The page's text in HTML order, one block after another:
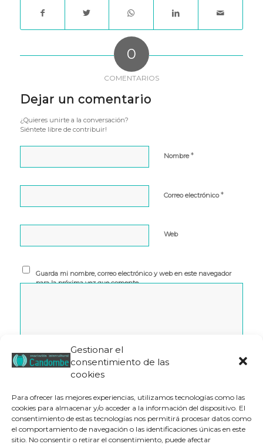
Gestionar el
consentimiento de las
cookies
Para ofrecer las mejores experiencias, utilizamos tecnologías como las
cookies para almacenar y/o acceder a la información del dispositivo. El
consentimiento de estas tecnologías nos permitirá procesar datos como
el comportamiento de navegación o las identificaciones únicas en este
sitio. No consentir o retirar el consentimiento, puede afectar
0
COMENTARIOS
Dejar un comentario
¿Quieres unirte a la conversación?
Siéntete libre de contribuir!
Nombre*
Correo electrónico*
Web
Guarda mi nombre, correo electrónico y web en este navegador
para la próxima vez que comente.
Este sitio usa Akismet para reducir el spam.Aprende cómo